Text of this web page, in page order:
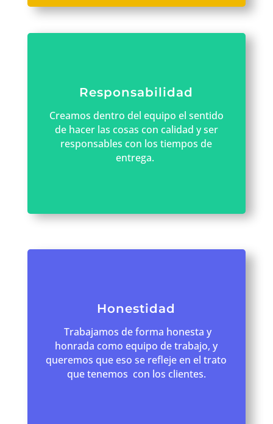
Responsabilidad
Creamos dentro del equipo el sentido
de hacer las cosas con calidad y ser
responsables con los tiempos de
entrega.
Honestidad
Trabajamos de forma honesta y
honrada como equipo de trabajo, y
queremos que eso se refleje en el trato
que tenemos con los clientes.